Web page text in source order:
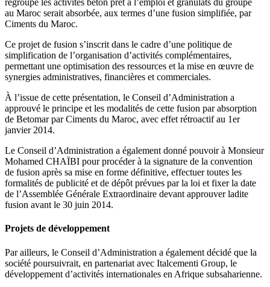
regroupe les activités béton prêt à l’emploi et granulats du groupe
au Maroc serait absorbée, aux termes d’une fusion simplifiée, par
Ciments du Maroc.
Ce projet de fusion s’inscrit dans le cadre d’une politique de
simplification de l’organisation d’activités complémentaires,
permettant une optimisation des ressources et la mise en œuvre de
synergies administratives, financières et commerciales.
À l’issue de cette présentation, le Conseil d’Administration a
approuvé le principe et les modalités de cette fusion par absorption
de Betomar par Ciments du Maroc, avec effet rétroactif au 1er
janvier 2014.
Le Conseil d’Administration a également donné pouvoir à Monsieur
Mohamed CHAÏBI pour procéder à la signature de la convention
de fusion après sa mise en forme définitive, effectuer toutes les
formalités de publicité et de dépôt prévues par la loi et fixer la date
de l’Assemblée Générale Extraordinaire devant approuver ladite
fusion avant le 30 juin 2014.
Projets de développement
Par ailleurs, le Conseil d’Administration a également décidé que la
société poursuivrait, en partenariat avec Italcementi Group, le
développement d’activités internationales en Afrique subsaharienne.